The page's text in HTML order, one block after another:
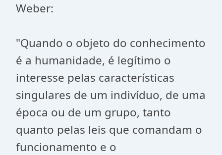
Weber:
"Quando o objeto do conhecimento
é a humanidade, é legítimo o
interesse pelas características
singulares de um indivíduo, de uma
época ou de um grupo, tanto
quanto pelas leis que comandam o
funcionamento e o